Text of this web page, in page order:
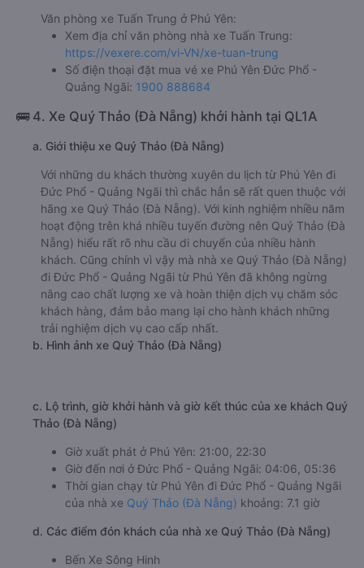
Văn phòng xe Tuấn Trung ở Phú Yên:
Xem địa chỉ văn phòng nhà xe Tuấn Trung:
https://vexere.com/vi-VN/xe-tuan-trung
Số điện thoại đặt mua vé xe Phú Yên Đức Phổ -
Quảng Ngãi: 1900 888684
🚌 4. Xe Quý Thảo (Đà Nẵng) khởi hành tại QL1A
a. Giới thiệu xe Quý Thảo (Đà Nẵng)
Với những du khách thường xuyên du lịch từ Phú Yên đi
Đức Phổ - Quảng Ngãi thì chắc hẳn sẽ rất quen thuộc với
hãng xe Quý Thảo (Đà Nẵng). Với kinh nghiệm nhiều năm
hoạt động trên khá nhiều tuyến đường nên Quý Thảo (Đà
Nẵng) hiểu rất rõ nhu cầu di chuyển của nhiều hành
khách. Cũng chính vì vậy mà nhà xe Quý Thảo (Đà Nẵng)
đi Đức Phổ - Quảng Ngãi từ Phú Yên đã không ngừng
nâng cao chất lượng xe và hoàn thiện dịch vụ chăm sóc
khách hàng, đảm bảo mang lại cho hành khách những
trải nghiệm dịch vụ cao cấp nhất.
b. Hình ảnh xe Quý Thảo (Đà Nẵng)
c. Lộ trình, giờ khởi hành và giờ kết thúc của xe khách Quý
Thảo (Đà Nẵng)
Giờ xuất phát ở Phú Yên: 21:00, 22:30
Giờ đến nơi ở Đức Phổ - Quảng Ngãi: 04:06, 05:36
Thời gian chạy từ Phú Yên đi Đức Phổ - Quảng Ngãi
của nhà xe Quý Thảo (Đà Nẵng) khoảng: 7.1 giờ
d. Các điểm đón khách của nhà xe Quý Thảo (Đà Nẵng)
Bến Xe Sông Hinh